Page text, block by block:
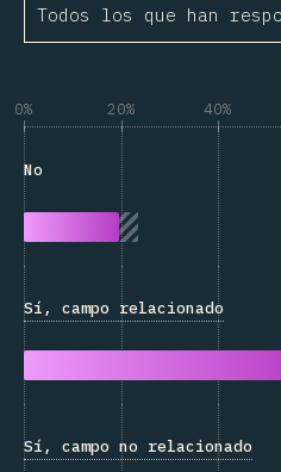
Todos los que han
0% 20% 40%
No
Sí, campo relacionado
Sí, campo no relacionado